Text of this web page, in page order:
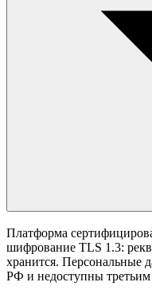
Платформа
шифрование TLS 1.3:
хранится. Персональные
РФ и недоступны